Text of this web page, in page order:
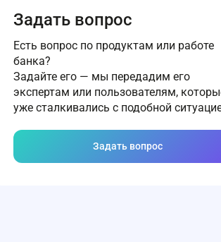
Задать вопрос
Есть вопрос по продуктам или работе
банка?
Задайте его — мы передадим его
экспертам или пользователям,
уже сталкивались с подобной
Задать вопрос